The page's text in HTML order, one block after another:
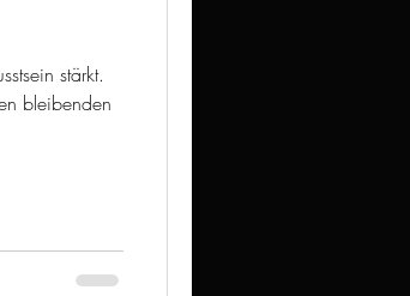
stärkt.
bleibenden